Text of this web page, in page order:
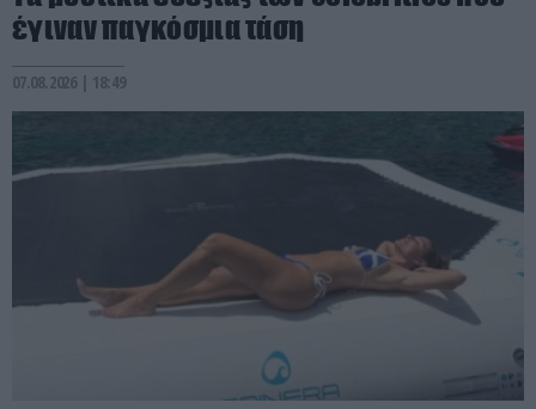
έγιναν παγκόσμια τάση
07.08.2026 | 18:49